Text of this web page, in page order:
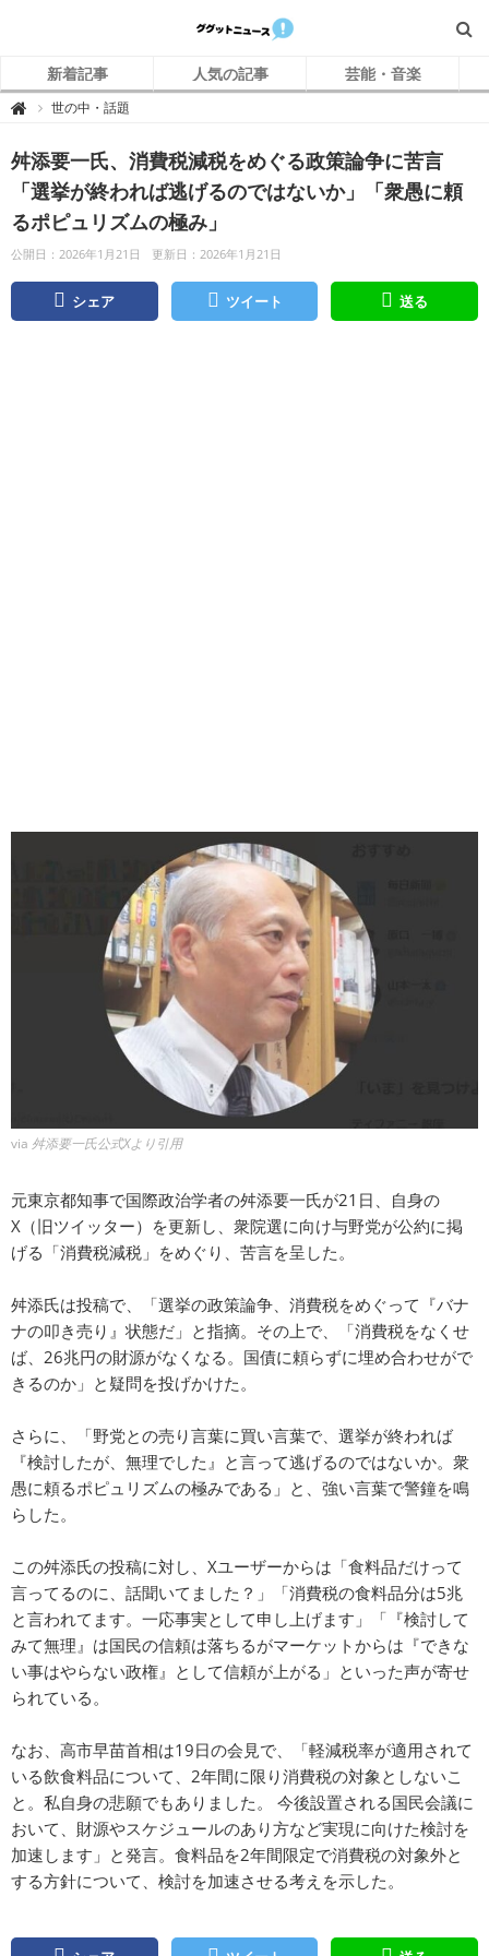
新着記事 人気の記事 芸能・音楽
 グ
ニ
ュ
ー
ス
世の中・話題
舛添要一氏、消費税減税をめぐる政策論争に苦言
「選挙が終われば逃げるのではないか」「衆愚に頼
るポピュリズムの極み」
公開日：2026年1月21日 更新日：2026年1月21日
シェア ツイート 送る
via 舛添要一氏公式Xより引用
元東京都知事で国際政治学者の舛添要一氏が21日、自身の
X（旧ツイッター）を更新し、衆院選に向け与野党が公約に掲
げる「消費税減税」をめぐり、苦言を呈した。
舛添氏は投稿で、「選挙の政策論争、消費税をめぐって『バナ
ナの叩き売り』状態だ」と指摘。その上で、「消費税をなくせ
ば、26兆円の財源がなくなる。国債に頼らずに埋め合わせがで
きるのか」と疑問を投げかけた。
さらに、「野党との売り言葉に買い言葉で、選挙が終われば
『検討したが、無理でした』と言って逃げるのではないか。衆
愚に頼るポピュリズムの極みである」と、強い言葉で警鐘を鳴
らした。
この舛添氏の投稿に対し、Xユーザーからは「食料品だけって
言ってるのに、話聞いてました？」「消費税の食料品分は5兆
と言われてます。一応事実として申し上げます」「『検討して
みて無理』は国民の信頼は落ちるがマーケットからは『できな
い事はやらない政権』として信頼が上がる」といった声が寄せ
られている。
なお、高市早苗首相は19日の会見で、「軽減税率が適用されて
いる飲食料品について、2年間に限り消費税の対象としないこ
と。私自身の悲願でもありました。 今後設置される国民会議に
おいて、財源やスケジュールのあり方など実現に向けた検討を
加速します」と発言。食料品を2年間限定で消費税の対象外と
する方針について、検討を加速させる考えを示した。